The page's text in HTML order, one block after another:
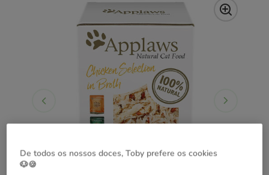
De todos os nossos doces, Toby prefere os cookies
🐶🍪